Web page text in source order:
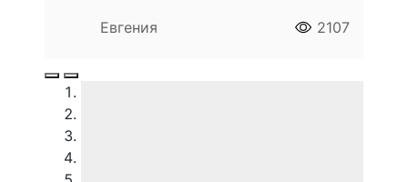
Евгения 2107